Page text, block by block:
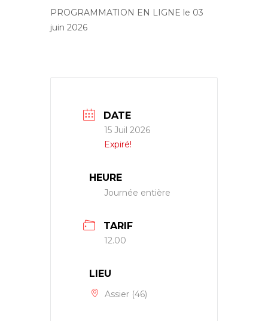
PROGRAMMATION EN LIGNE le 03
juin 2026
DATE
15 Juil 2026
Expiré!
HEURE
Journée entière
TARIF
12.00
LIEU
Assier (46)